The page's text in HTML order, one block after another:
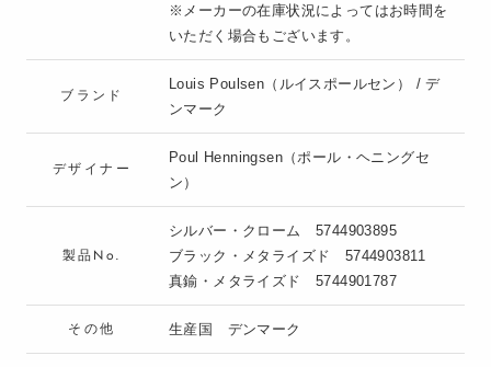
※メーカーの在庫状況によってはお時間を
いただく場合もございます。
ブランド
Louis Poulsen（ルイスポールセン） / デ
ンマーク
デザイナー
Poul Henningsen（ポール・ヘニングセ
ン）
製品No.
シルバー・クローム 5744903895
ブラック・メタライズド 5744903811
真鍮・メタライズド 5744901787
その他 生産国 デンマーク